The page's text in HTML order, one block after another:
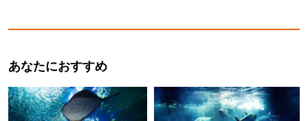
あなたにおすすめ